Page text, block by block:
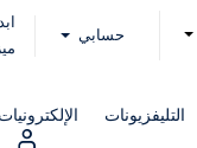
حسابي
التليفزيونات